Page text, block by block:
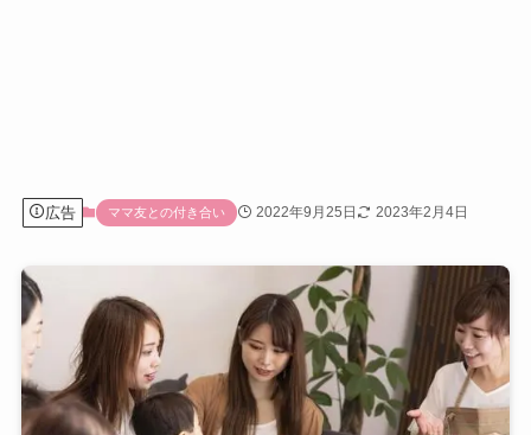
広告 ママ友との付き合い 2022年9月25日 2023年2月4日